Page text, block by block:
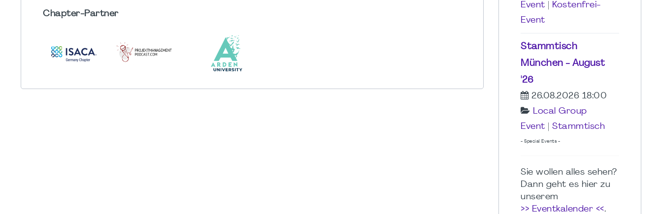
Chapter-Partner
Event
Kostenfrei-
Event
Stammtisch
München - August
'26
26.08.2026 18:00
Local Group
Event
Stammtisch
- Special Events -
Sie wollen alles sehen?
Dann geht es hier zu
unserem
>> Eventkalender <<.